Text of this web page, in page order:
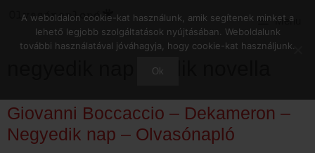
tartalomba
Menu
negyedik nap ötödik novella
Giovanni Boccaccio – Dekameron –
Negyedik nap – Olvasónapló
A weboldalon cookie-kat használunk, amik segítenek minket a
lehető legjobb szolgáltatások nyújtásában. Weboldalunk
további használatával jóváhagyja, hogy cookie-kat használjunk.
Ok